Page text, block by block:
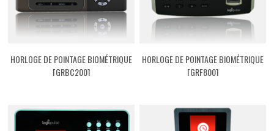
HORLOGE DE POINTAGE BIOMÉTRIQUE
[GRBC200]
HORLOGE DE POINTAGE BIOMÉTRIQUE
[GRF800]